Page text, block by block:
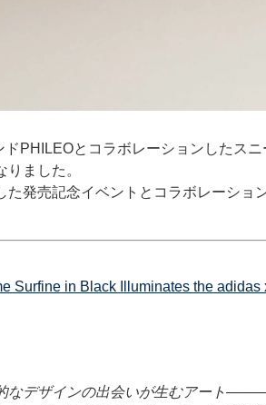
PHILEOとコラボレーションしたス
ました。
発売記念イベントとコラボレーショ
Surfine in Black Illuminates the
なデザインの出会いが生むアート